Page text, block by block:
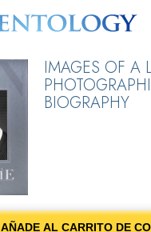
IMAGES OF A
BIOGRAPHY
AÑADE AL CARRITO DE